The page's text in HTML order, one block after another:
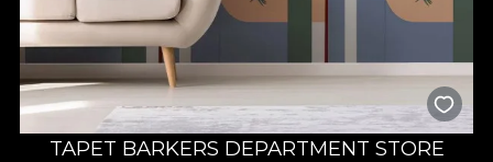
TAPET BARKERS DEPARTMENT STORE